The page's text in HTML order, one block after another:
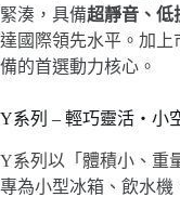
緊湊，具備超靜音、低
達國際領先水平。加
備的首選動力核心。
Y系列 – 輕巧靈活・小
Y系列以「體積小、重
專為小型冰箱、飲水